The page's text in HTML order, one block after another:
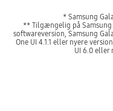
* Samsung
** Tilgængelig på Samsung
softwareversion, Samsung
One UI 4.1.1 eller nyere
UI 6.0 eller